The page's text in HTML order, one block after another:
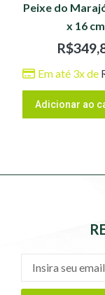
Peixe do
x 16 cm
R$
Em até 3x de
Adicionar ao